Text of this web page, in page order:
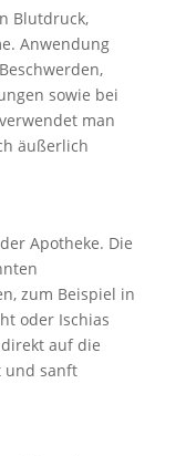
Blutdruck,
Anwendung
sowie bei
man
äußerlich
Apotheke. Die
zum Beispiel in
oder Ischias
auf die
und sanft